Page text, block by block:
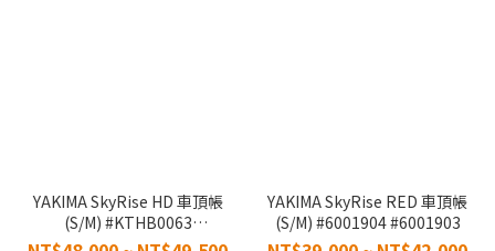
YAKIMA SkyRise HD 車頂帳
(S/M) #KTHB0063
#KTHB0064
YAKIMA SkyRise RED 車頂帳
(S/M) #6001904 #6001903